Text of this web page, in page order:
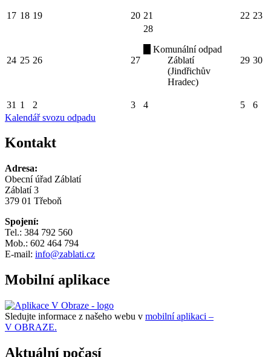
17 18 19 20 21 22 23
24 25 26 27
28
Komunální odpad
Záblatí
(Jindřichův
Hradec)
29 30
31 1 2 3 4 5
6
Kalendář svozu odpadu
Kontakt
Adresa:
Obecní úřad Záblatí
Záblatí 3
379 01 Třeboň
Spojení:
Tel.: 384 792 560
Mob.: 602 464 794
E-mail: info@zablati.cz
Mobilní aplikace
Sledujte informace z našeho webu v mobilní aplikaci –
V OBRAZE.
Aktuální počasí